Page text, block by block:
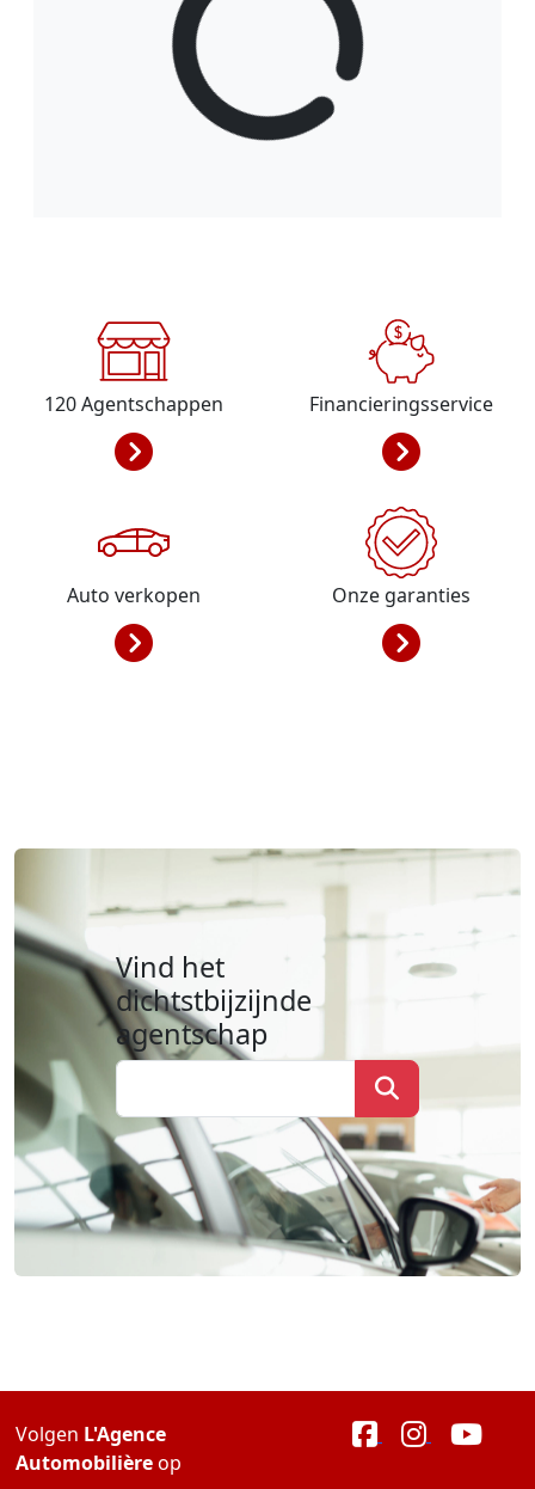
120Agentschappen Financieringsservice
Auto verkopen Onze garanties
Vind het
dichtstbijzijnde
agentschap
Volgen L'Agence
Automobilièreop